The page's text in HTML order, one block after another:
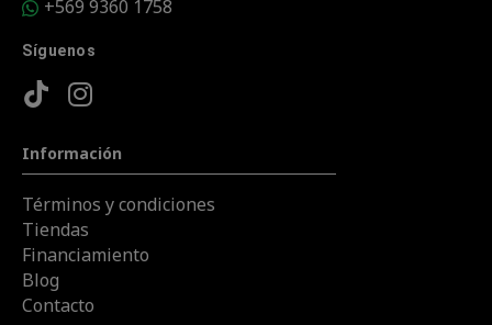
+569 9360 1758
Síguenos
Información
Términos y condiciones
Tiendas
Financiamiento
Blog
Contacto